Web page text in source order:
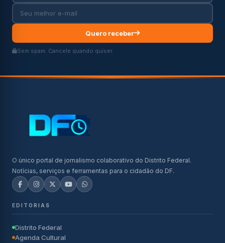
Quero receber
Sem spam. Cancele quando quiser.
O único portal de jornalismo colaborativo do Distrito Federal.
Notícias, serviços e ferramentas para o cidadão do DF.
EDITORIAS
Distrito Federal
Agenda Cultural